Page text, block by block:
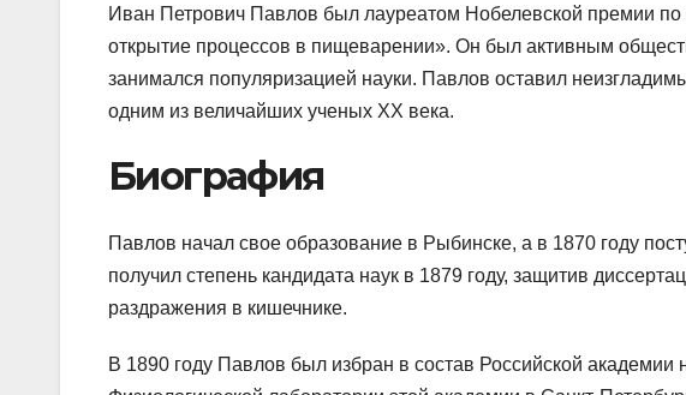
Иван Петрович Павлов был лауреатом Нобелевской премии по
открытие процессов в пищеварении». Он был активным
занимался популяризацией науки. Павлов оставил
одним из величайших ученых XX века.
Биография
Павлов начал свое образование в Рыбинске, а в 1870 году
получил степень кандидата наук в 1879 году, защитив
раздражения в кишечнике.
В 1890 году Павлов был избран в состав Российской академии